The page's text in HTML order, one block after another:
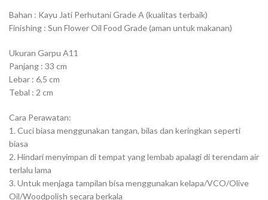
Bahan : Kayu Jati Perhutani Grade A (kualitas terbaik)
Finishing : Sun Flower Oil Food Grade (aman untuk makanan)
Ukuran Garpu A11
Panjang : 33 cm
Lebar : 6,5 cm
Tebal : 2 cm
Cara Perawatan:
1. Cuci biasa menggunakan tangan, bilas dan keringkan seperti
biasa
2. Hindari menyimpan di tempat yang lembab apalagi di terendam air
terlalu lama
3. Untuk menjaga tampilan bisa menggunakan kelapa/VCO/Olive
Oil/Woodpolish secara berkala